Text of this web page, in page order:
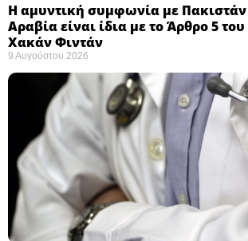
Η αμυντική συμφωνία με Πακιστάν
Αραβία είναι ίδια με το Άρθρο 5
Χακάν Φιντάν ​
9 Αυγούστου 2026